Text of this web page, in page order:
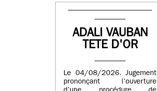
ADALI VAUBAN
TETE D'OR
Le 04/08/2026. Jugement
prononçant l’ouverture